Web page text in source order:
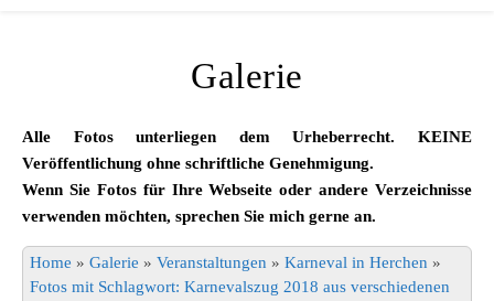
Galerie
Alle Fotos unterliegen dem Urheberrecht.
KEINE
Veröffentlichung ohne schriftliche Genehmigung.
Wenn Sie Fotos für Ihre Webseite oder andere Verzeichnisse
verwenden möchten, sprechen Sie mich gerne an.
Home » Galerie » Veranstaltungen » Karneval in Herchen »
Fotos mit Schlagwort: Karnevalszug 2018 aus verschiedenen